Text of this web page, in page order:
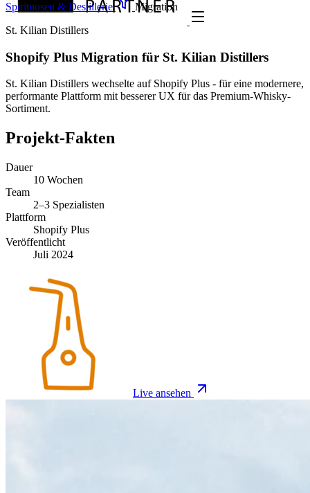
Spirituosen & Destillerie
Migration
St. Kilian Distillers
Shopify Plus Migration für St. Kilian Distillers
St. Kilian Distillers wechselte auf Shopify Plus - für eine modernere,
performante Plattform mit besserer UX für das Premium-Whisky-
Sortiment.
Projekt-Fakten
Dauer
10 Wochen
Team
2–3 Spezialisten
Plattform
Shopify Plus
Veröffentlicht
Juli 2024
Live ansehen